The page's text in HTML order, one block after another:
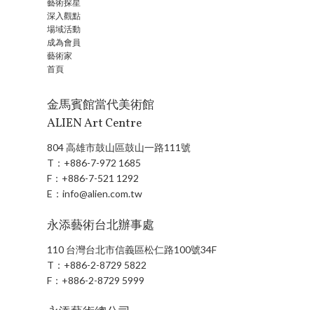
藝術探星
深入觀點
場域活動
成為會員
藝術家
首頁
金馬賓館當代美術館
ALIEN Art Centre
804 高雄市鼓山區鼓山一路111號
T： +886-7-972 1685
F： +886-7-521 1292
E：info@alien.com.tw
永添藝術台北辦事處
110 台灣台北市信義區松仁路100號34F
T： +886-2-8729 5822
F： +886-2-8729 5999